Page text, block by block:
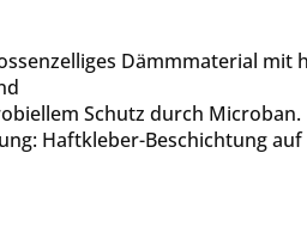
Dämmmaterial
Schutz durch Microban.
Haftkleber-Beschichtung